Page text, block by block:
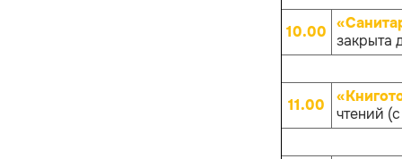
10.00 закрыта
11.00
чтений